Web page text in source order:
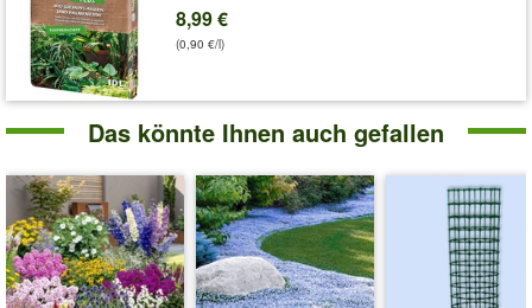
8,99 €
(0,90 €/l)
Das könnte Ihnen auch gefallen